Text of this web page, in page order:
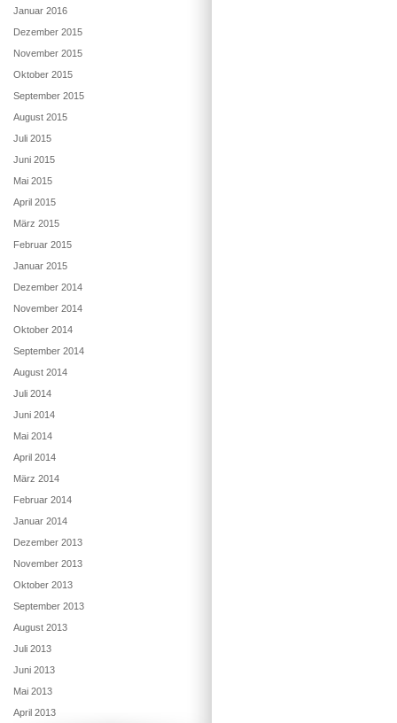
Januar 2016
Dezember 2015
November 2015
Oktober 2015
September 2015
August 2015
Juli 2015
Juni 2015
Mai 2015
April 2015
März 2015
Februar 2015
Januar 2015
Dezember 2014
November 2014
Oktober 2014
September 2014
August 2014
Juli 2014
Juni 2014
Mai 2014
April 2014
März 2014
Februar 2014
Januar 2014
Dezember 2013
November 2013
Oktober 2013
September 2013
August 2013
Juli 2013
Juni 2013
Mai 2013
April 2013